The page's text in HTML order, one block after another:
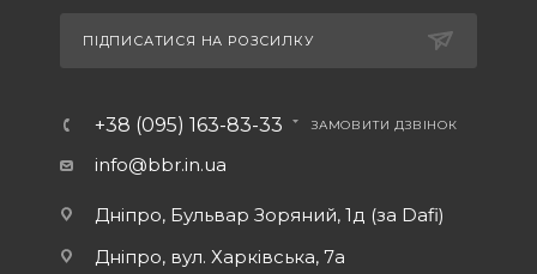
ПІДПИСАТИСЯ НА РОЗСИЛКУ
+38 (095) 163-83-33 ЗАМОВИТИ ДЗВІНОК
info@bbr.in.ua
Дніпро, Бульвар Зоряний, 1д (за Dafi)
Дніпро, вул. Харківська, 7а